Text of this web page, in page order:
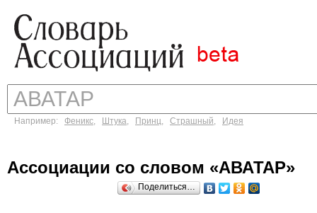
Например: Феникс, Штука, Принц, Страшный, Идея
Ассоциации со словом «АВАТАР»
Поделиться…